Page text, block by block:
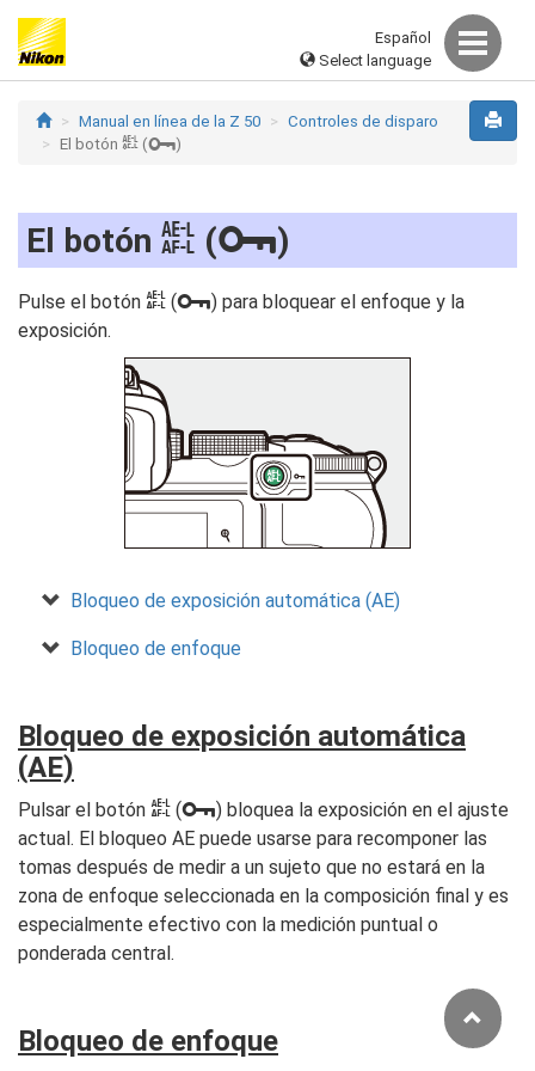
Español
Select language
Manual en línea de la Z 50
Controles de disparo
El botón A (L)
El botón A (L)
Pulse el botón A (L) para bloquear el enfoque y la
exposición.
Bloqueo de exposición automática (AE)
Bloqueo de enfoque
Bloqueo de exposición automática
(AE)
Pulsar el botón A (L) bloquea la exposición en el ajuste
actual. El bloqueo AE puede usarse para recomponer las
tomas después de medir a un sujeto que no estará en la
zona de enfoque seleccionada en la composición final y es
especialmente efectivo con la medición puntual o
ponderada central.
Bloqueo de enfoque